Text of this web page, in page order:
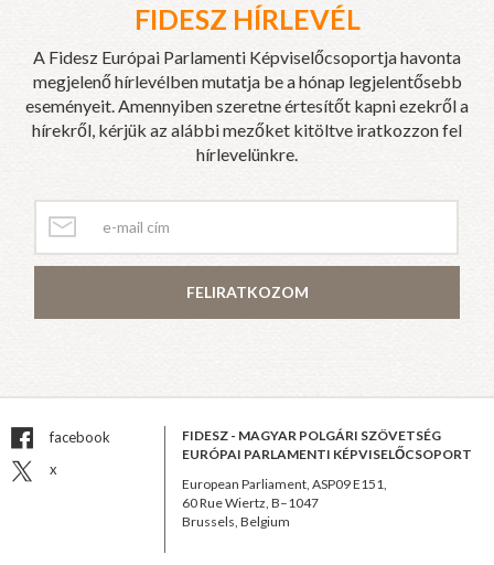
FIDESZ HÍRLEVÉL
A Fidesz Európai Parlamenti Képviselőcsoportja havonta
megjelenő hírlevélben mutatja be a hónap legjelentősebb
eseményeit. Amennyiben szeretne értesítőt kapni ezekről a
hírekről, kérjük az alábbi mezőket kitöltve iratkozzon fel
hírlevelünkre.
FELIRATKOZOM
facebook
x
FIDESZ - MAGYAR POLGÁRI SZÖVETSÉG
EURÓPAI PARLAMENTI KÉPVISELŐCSOPORT
European Parliament, ASP09 E151,
60 Rue Wiertz, B–1047
Brussels, Belgium